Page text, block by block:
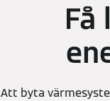
Få
Att byta